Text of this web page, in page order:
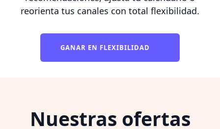
reorienta tus canales con total flexibilidad.
GANAR EN FLEXIBILIDAD
Nuestras ofertas